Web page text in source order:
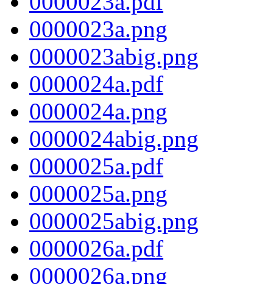
0000023a.png
0000023abig.png
0000024a.pdf
0000024a.png
0000024abig.png
0000025a.pdf
0000025a.png
0000025abig.png
0000026a.pdf
0000026a.png